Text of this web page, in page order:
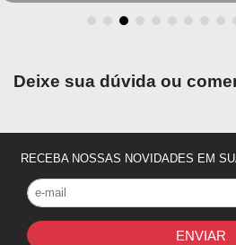
Deixe sua dúvida ou
RECEBA NOSSAS NOVIDADES EM
ENVIAR